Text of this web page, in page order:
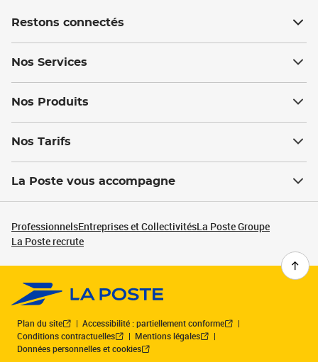
Restons connectés
Nos Services
Nos Produits
Nos Tarifs
La Poste vous accompagne
ProfessionnelsEntreprises et CollectivitésLa Poste Groupe
La Poste recrute
Plan du site
Accessibilité : partiellement conforme
Conditions contractuelles
Mentions légales
Données personnelles et cookies